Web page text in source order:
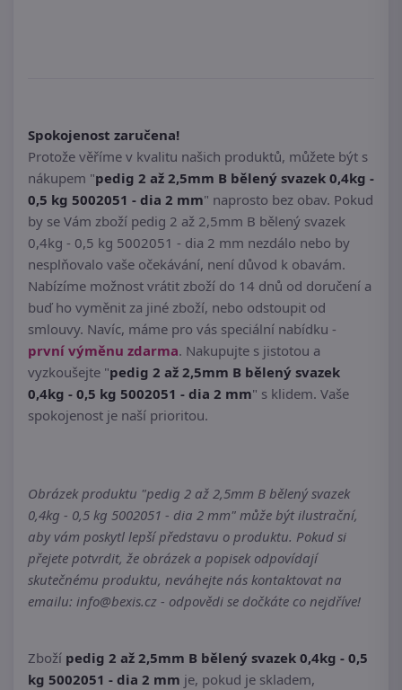
Spokojenost zaručena!
Protože věříme v kvalitu našich produktů, můžete být s
nákupem "pedig 2 až 2,5mm B bělený svazek 0,4kg -
0,5 kg 5002051 - dia 2 mm" naprosto bez obav. Pokud
by se Vám zboží pedig 2 až 2,5mm B bělený svazek
0,4kg - 0,5 kg 5002051 - dia 2 mm nezdálo nebo by
nesplňovalo vaše očekávání, není důvod k obavám.
Nabízíme možnost vrátit zboží do 14 dnů od doručení a
buď ho vyměnit za jiné zboží, nebo odstoupit od
smlouvy. Navíc, máme pro vás speciální nabídku -
první výměnu zdarma. Nakupujte s jistotou a
vyzkoušejte "pedig 2 až 2,5mm B bělený svazek
0,4kg - 0,5 kg 5002051 - dia 2 mm" s klidem. Vaše
spokojenost je naší prioritou.
Obrázek produktu "pedig 2 až 2,5mm B bělený svazek
0,4kg - 0,5 kg 5002051 - dia 2 mm" může být ilustrační,
aby vám poskytl lepší představu o produktu. Pokud si
přejete potvrdit, že obrázek a popisek odpovídají
skutečnému produktu, neváhejte nás kontaktovat na
emailu: info@bexis.cz - odpovědi se dočkáte co nejdříve!
Zboží pedig 2 až 2,5mm B bělený svazek 0,4kg - 0,5
kg 5002051 - dia 2 mm je, pokud je skladem,